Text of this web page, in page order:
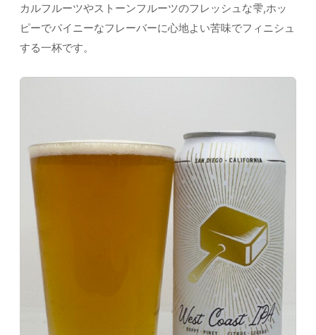
カルフルーツやストーンフルーツのフレッシュな雫,ホッ
ピーでパイニーなフレーバーに心地よい苦味でフィニシュ
する一杯です。